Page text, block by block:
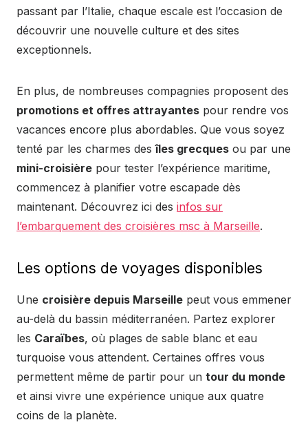
passant par l’Italie, chaque escale est l’occasion de
découvrir une nouvelle culture et des sites
exceptionnels.
En plus, de nombreuses compagnies proposent des
promotions et offres attrayantes pour rendre vos
vacances encore plus abordables. Que vous soyez
tenté par les charmes desîles grecques ou par une
mini-croisière pour tester l’expérience maritime,
commencez à planifier votre escapade dès
maintenant. Découvrez ici des infos sur
l’embarquement des croisières msc à Marseille.
Les options de voyages disponibles
Une croisière depuis Marseille peut vous emmener
au-delà du bassin méditerranéen. Partez explorer
les Caraïbes, où plages de sable blanc et eau
turquoise vous attendent. Certaines offres vous
permettent même de partir pour un tour du monde
et ainsi vivre une expérience unique aux quatre
coins de la planète.